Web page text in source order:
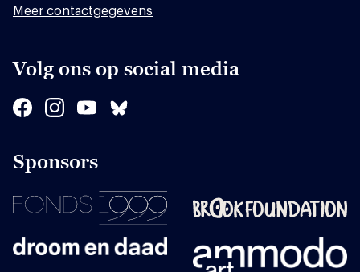
Meer contactgegevens
Volg ons op social media
Sponsors